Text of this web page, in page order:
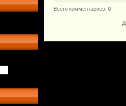
Всего комментариев: 0